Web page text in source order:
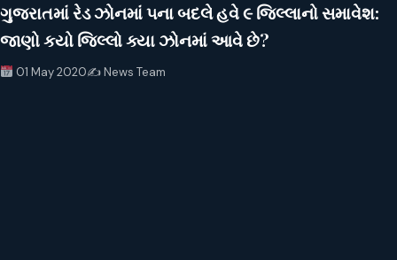
ગુજરાતમાં રેડ ઝોનમાં ૫ના બદલે હવે ૯ જિલ્લાનો સમાવેશ:
જાણો કયો જિલ્લો ક્યા ઝોનમાં આવે છે?
01 May 2020✍️ News Team